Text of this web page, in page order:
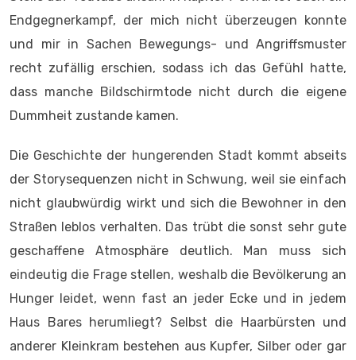
Endgegnerkampf, der mich nicht überzeugen konnte
und mir in Sachen Bewegungs- und Angriffsmuster
recht zufällig erschien, sodass ich das Gefühl hatte,
dass manche Bildschirmtode nicht durch die eigene
Dummheit zustande kamen.
Die Geschichte der hungerenden Stadt kommt abseits
der Storysequenzen nicht in Schwung, weil sie einfach
nicht glaubwürdig wirkt und sich die Bewohner in den
Straßen leblos verhalten. Das trübt die sonst sehr gute
geschaffene Atmosphäre deutlich. Man muss sich
eindeutig die Frage stellen, weshalb die Bevölkerung an
Hunger leidet, wenn fast an jeder Ecke und in jedem
Haus Bares herumliegt? Selbst die Haarbürsten und
anderer Kleinkram bestehen aus Kupfer, Silber oder gar